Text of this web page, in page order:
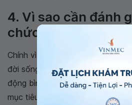
4. Vì sao cần đánh
chức năng tuần
Chính vì vai trò của não bộ là vô
đời sống của một cá thể, việc
động bình thường của cơ quan
mục tiêu tối thượng. Trong đó,